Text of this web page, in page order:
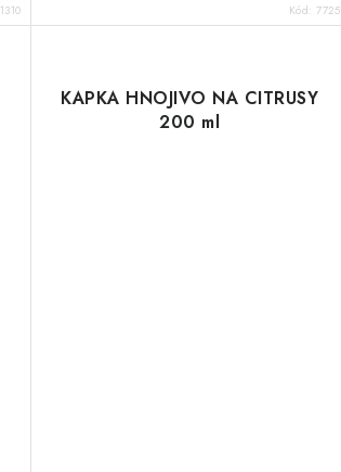
1310 Kód: 7725
KAPKA HNOJIVO NA CITRUSY
200 ml